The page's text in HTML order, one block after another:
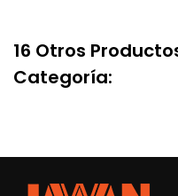
16 Otros
Categoría: